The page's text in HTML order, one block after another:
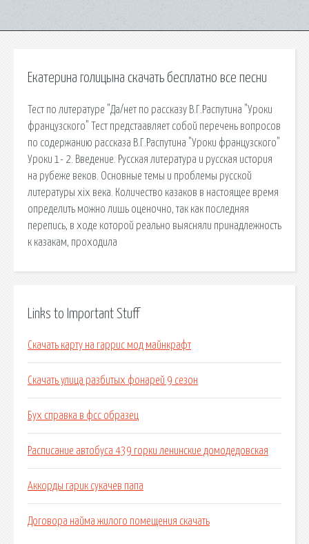
Екатерина голицына скачать бесплатно все песни
Тест по литературе "Да/нет по рассказу В.Г.Распутина "Уроки
французского" Тест предстаавляет собой перечень вопросов
по содержанию рассказа В.Г.Распутина "Уроки французского"
Уроки 1- 2. Введение. Русская литература и русская история
на рубеже веков. Основные темы и проблемы русской
литературы xix века. Количество казаков в настоящее время
определить можно лишь оценочно, так как последняя
перепись, в ходе которой реально выясняли принадлежность
к казакам, проходила
Links to Important Stuff
Скачать карту на гаррис мод майнкрафт
Скачать улица разбитых фонарей 9 сезон
Бух справка в фсс образец
Расписание автобуса 439 горки ленинские домодедовская
Аккорды гарик сукачев папа
Договора найма жилого помещения скачать